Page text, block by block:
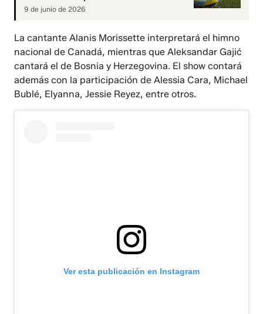
9 de junio de 2026
La cantante Alanis Morissette interpretará el himno
nacional de Canadá, mientras que Aleksandar Gajić
cantará el de Bosnia y Herzegovina. El show contará
además con la participación de Alessia Cara, Michael
Bublé, Elyanna, Jessie Reyez, entre otros.
Ver esta publicación en Instagram